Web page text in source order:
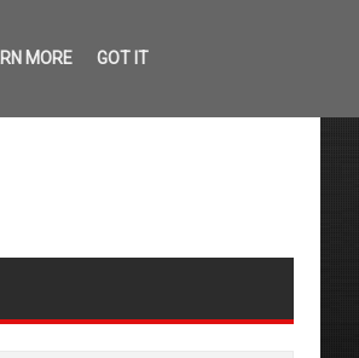
MORE GOT IT